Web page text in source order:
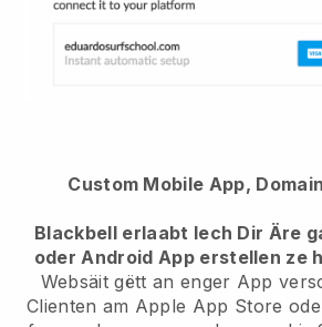
Custom Mobile App,
Blackbell erlaabt Iech Dir Äre
oder Android App erstellen ze
Websäit gëtt an enger App
Clienten am Apple App Store